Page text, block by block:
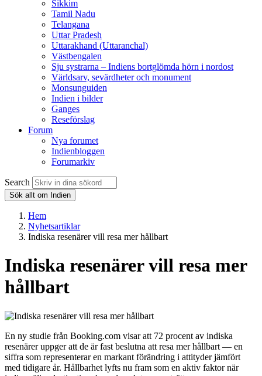
Sikkim
Tamil Nadu
Telangana
Uttar Pradesh
Uttarakhand (Uttaranchal)
Västbengalen
Sju systrarna – Indiens bortglömda hörn i nordost
Världsarv, sevärdheter och monument
Monsunguiden
Indien i bilder
Ganges
Reseförslag
Forum
Nya forumet
Indienbloggen
Forumarkiv
Search
Sök allt om Indien
Hem
Nyhetsartiklar
Indiska resenärer vill resa mer hållbart
Indiska resenärer vill resa mer
hållbart
En ny studie från Booking.com visar att 72 procent av indiska
resenärer uppger att de är fast beslutna att resa mer hållbart — en
siffra som representerar en markant förändring i attityder jämfört
med tidigare år. Hållbarhet lyfts nu fram som en aktiv faktor när